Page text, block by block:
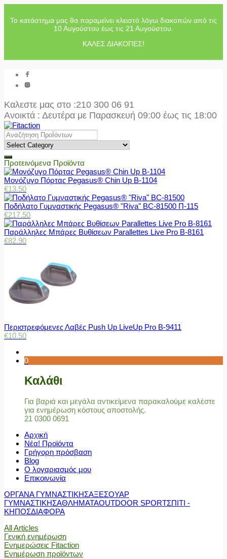
Το κατάστημα μας θα παραμείνει κλειστό λόγω διακοπών από τις
10 Αυγούστου έως τις 21 Αυγούστου.
ΚΑΛΕΣ ΔΙΑΚΟΠΕΣ!
Καλεστε μας στο :210 300 06 91
Ανοικτά : Δευτέρα με Παρασκευή 09:00 έως τις 18:00
Προτεινόμενα Προϊόντα
Μονόζυγο Πόρτας Pegasus® Chin Up Β-1104
€13.50
Ποδήλατο Γυμναστικής Pegasus® "Riva" BC-81500 Π-115
€217.50
Παράλληλες Μπάρες Βυθίσεων Parallettes Live Pro Β-8161
€82.90
Περιστρεφόμενες Λαβές Push Up LiveUp Pro Β-9411
€10.50
0
Καλάθι
Για βαριά και μεγάλα αντικείμενα παρακαλούμε καλέστε
για ενημέρωση κόστους αποστολής.
21 0300 0691
Αρχική
Νέα! Προϊόντα
Γρήγορη πρόσβαση
Blog
Ο λογαριασμός μου
Επικοινωνία
ΟΡΓΑΝΑ ΓΥΜΝΑΣΤΙΚΗΣΑΞΕΣΟΥΑΡ
ΓΥΜΝΑΣΤΙΚΗΣΑΘΛΗΜΑΤΑOUTDOOR SPORTΣΠΙΤΙ -
ΚΗΠΟΣΔΙΑΦΟΡΑ
All Articles
Γενική ενημέρωση
Ενημερώσεις Fitaction
Ενημέρωση προϊόντων